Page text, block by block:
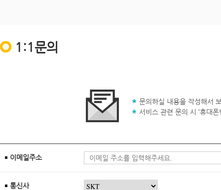
1:1문의
문의하실 내용을 작성해서
서비스 관련 문의 시 ‘휴대
이메일주소
통신사